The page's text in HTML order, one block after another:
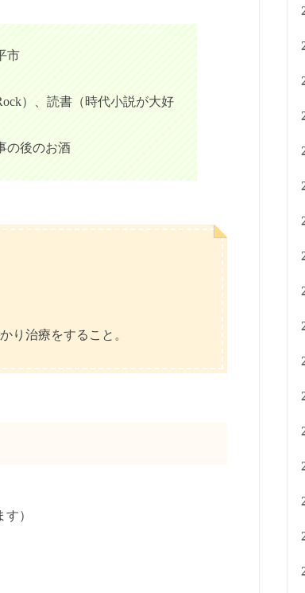
市
）、読書（時代小説が大好
の後のお酒
り治療をすること。
）